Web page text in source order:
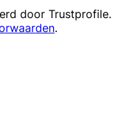
door Trustprofile.
.